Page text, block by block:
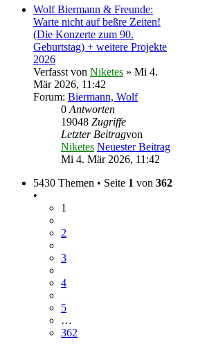
Wolf Biermann & Freunde:
Warte nicht auf beßre Zeiten!
(Die Konzerte zum 90.
Geburtstag) + weitere Projekte
2026
Verfasst von Niketes » Mi 4.
Mär 2026, 11:42
Forum: Biermann, Wolf
0 Antworten
19048 Zugriffe
Letzter Beitragvon
Niketes Neuester Beitrag
Mi 4. Mär 2026, 11:42
5430 Themen • Seite 1 von 362
•
1
2
3
4
5
…
362